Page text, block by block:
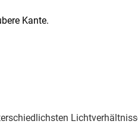
Kante.